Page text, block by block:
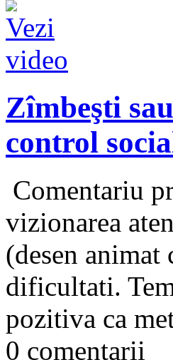
Zîmbeşti
control
Comentariu
vizionarea
(desen
dificultati.
pozitiva ca
0 comentarii